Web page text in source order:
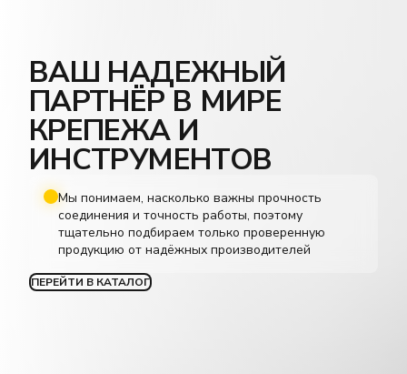
ВАШ НАДЕЖНЫЙ
ПАРТНЁР В МИРЕ
КРЕПЕЖА И
ИНСТРУМЕНТОВ
Мы понимаем, насколько важны прочность
соединения и точность работы, поэтому
тщательно подбираем только проверенную
продукцию от надёжных производителей
ПЕРЕЙТИ В КАТАЛОГ